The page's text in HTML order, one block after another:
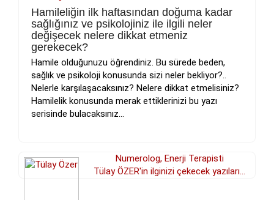
Hamileliğin ilk haftasından doğuma kadar
sağlığınız ve psikolojiniz ile ilgili neler
değişecek nelere dikkat etmeniz
gerekecek?
Hamile olduğunuzu öğrendiniz. Bu sürede beden,
sağlık ve psikoloji konusunda sizi neler bekliyor?..
Nelerle karşılaşacaksınız? Nelere dikkat etmelisiniz?
Hamilelik konusunda merak ettiklerinizi bu yazı
serisinde bulacaksınız...
Numerolog, Enerji Terapisti
Tülay ÖZER'in ilginizi çekecek yazıları...